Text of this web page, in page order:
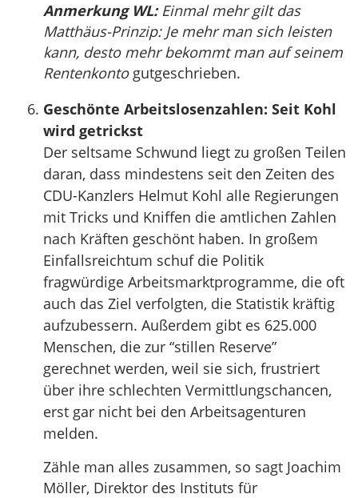
Anmerkung WL:Einmal mehr gilt das
Matthäus-Prinzip: Je mehr man sich leisten
kann, desto mehr bekommt man auf seinem
Rentenkonto gutgeschrieben.
Geschönte Arbeitslosenzahlen: Seit Kohl
wird getrickst
Der seltsame Schwund liegt zu großen Teilen
daran, dass mindestens seit den Zeiten des
CDU-Kanzlers Helmut Kohl alle Regierungen
mit Tricks und Kniffen die amtlichen Zahlen
nach Kräften geschönt haben. In großem
Einfallsreichtum schuf die Politik
fragwürdige Arbeitsmarktprogramme, die oft
auch das Ziel verfolgten, die Statistik kräftig
aufzubessern. Außerdem gibt es 625.000
Menschen, die zur “stillen Reserve”
gerechnet werden, weil sie sich, frustriert
über ihre schlechten Vermittlungschancen,
erst gar nicht bei den Arbeitsagenturen
melden.
Zähle man alles zusammen, so sagt Joachim
Möller, Direktor des Instituts für